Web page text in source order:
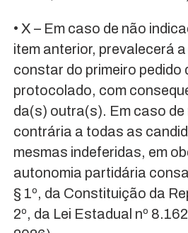
• X – Em caso de não
item anterior, prevalecerá
constar do primeiro pedido
protocolado, com
da(s) outra(s). Em caso
contrária a todas as
mesmas indeferidas, em
autonomia partidária
§ 1º, da Constituição da
2º, da Lei Estadual nº